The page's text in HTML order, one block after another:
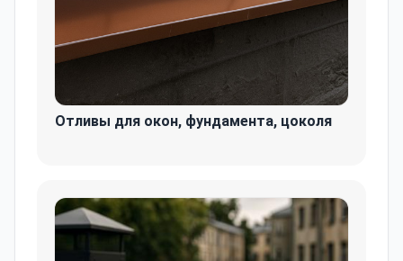
Отливы для окон, фундамента, цоколя